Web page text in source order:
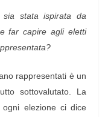
stata ispirata da
far capire agli eletti
rappresentati è un
sottovalutato. La
elezione ci dice